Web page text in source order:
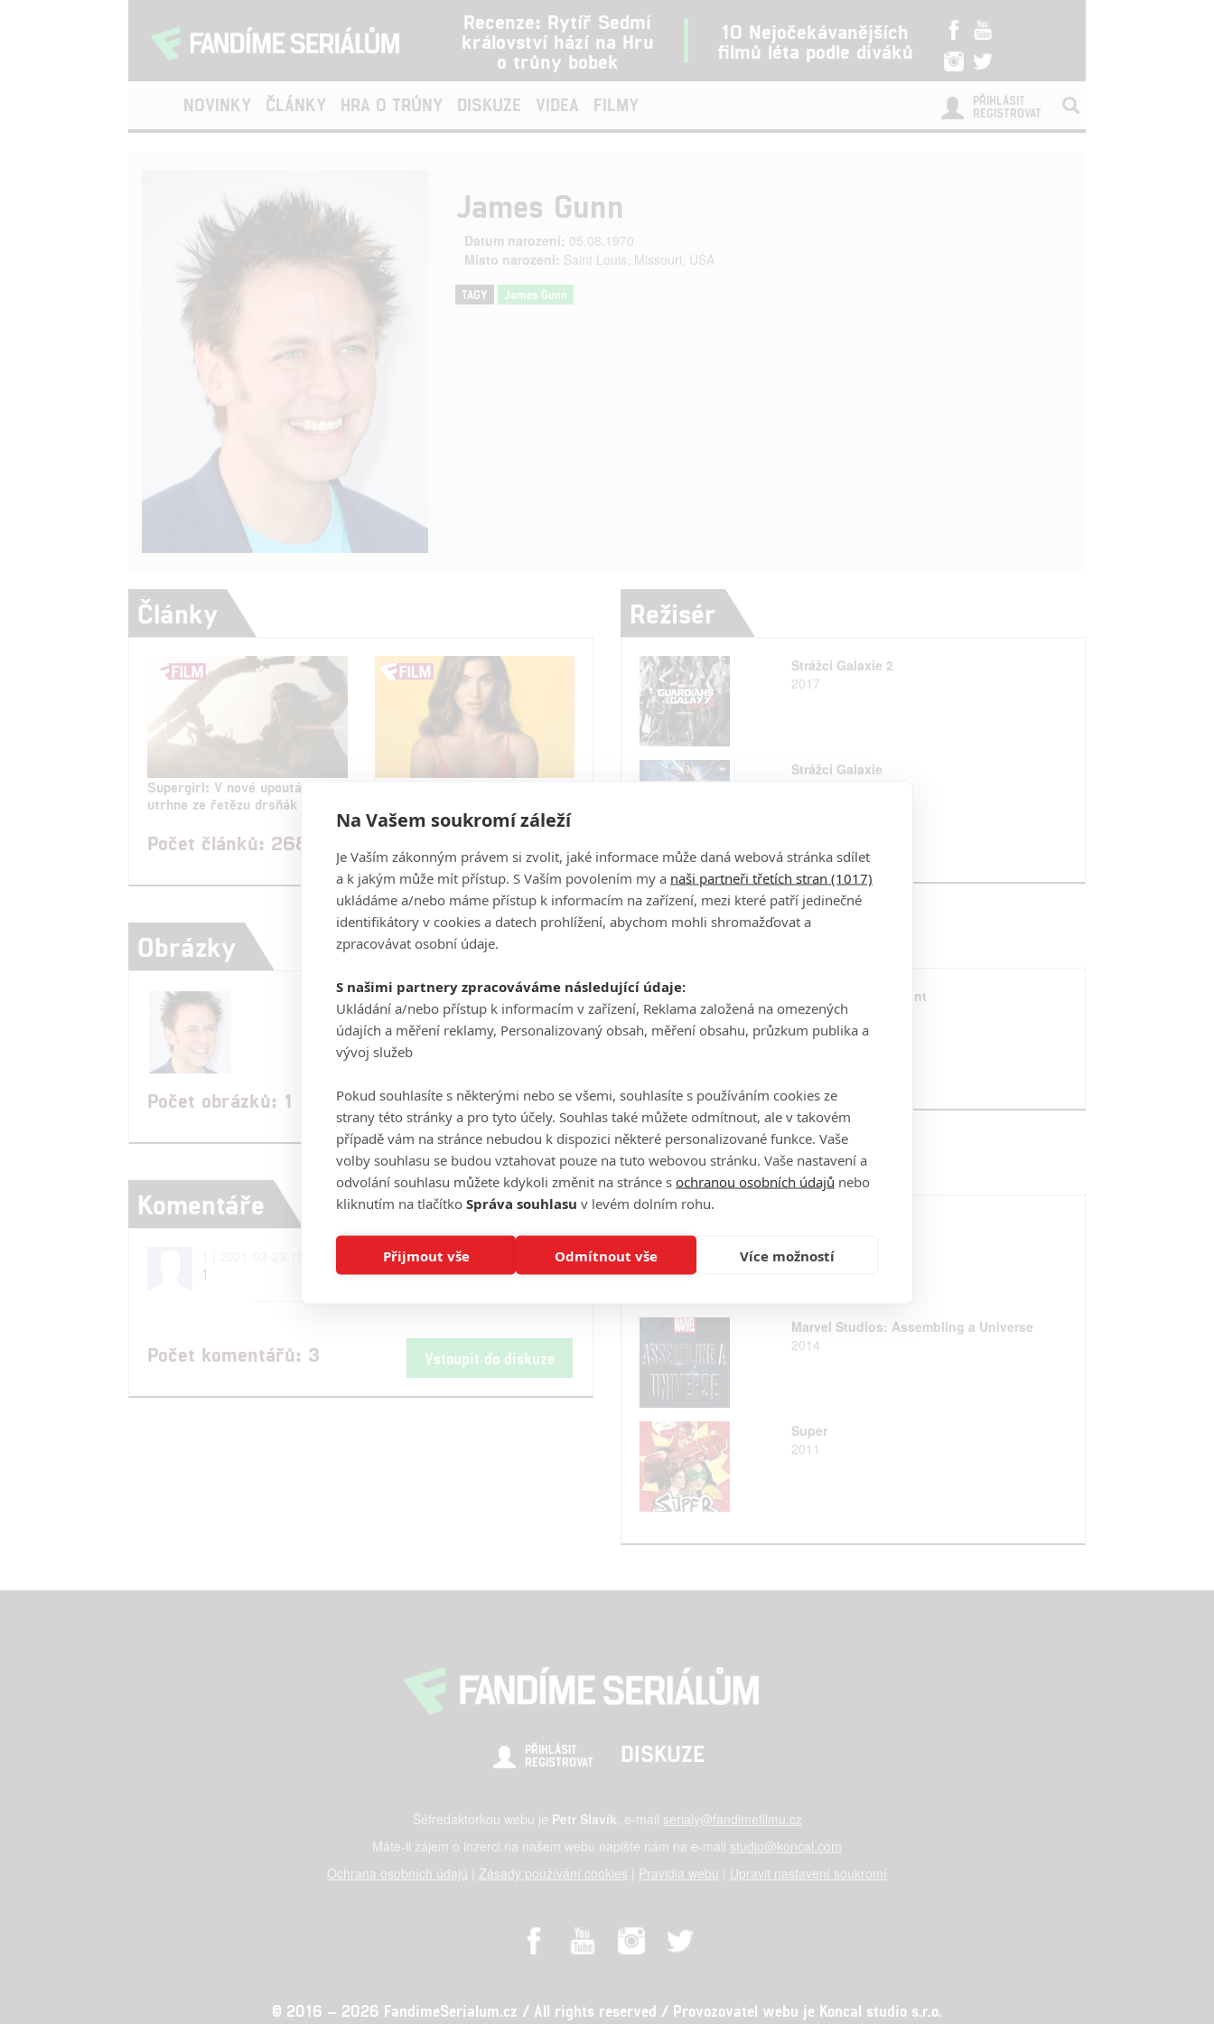
Recenze: Rytíř Sedmi
království hází na Hru
o trůny bobek
10 Nejočekávanějších
filmů léta podle diváků
NOVINKY ČLÁNKY HRA O TRŮNY DISKUZE VIDEA FILMY
PŘIHLÁSIT
REGISTROVAT
James Gunn
Datum narození: 05.08.1970
Místo narození: Saint Louis, Missouri, USA
TAGY James Gunn
Články
Supergirl: V nové upoutávce se
utrhne ze řetězu drsňák Lobo
Počet článků: 268
Obrázky
Počet obrázků: 1 Všechny obrázky
Komentáře
1
Počet komentářů: 3 Vstoupit do diskuze
Režisér
Strážci Galaxie 2
2017
Strážci Galaxie
The Belko Experiment
2016
Herec
Marvel Studios: Assembling a Universe
2014
Super
2011
PŘIHLÁSIT
REGISTROVAT
DISKUZE
Šéfredaktorkou webu je Petr Slavík, e-mail serialy@fandimefilmu.cz
Máte-li zájem o inzerci na našem webu napište nám na e-mail studio@koncal.com
Ochrana osobních údajů
Zásady používání cookies Pravidla webu Upravit nastavení soukromí
© 2016 – 2026 FandimeSerialum.cz / All rights reserved / Provozovatel webu je Koncal studio s.r.o.
Na Vašem soukromí záleží
Je Vaším zákonným právem si zvolit, jaké informace může daná webová stránka sdílet
a k jakým může mít přístup. S Vaším povolením my a naši partneři třetích stran (1017)
ukládáme a/nebo máme přístup k informacím na zařízení, mezi které patří jedinečné
identifikátory v cookies a datech prohlížení, abychom mohli shromažďovat a
zpracovávat osobní údaje.
S našimi partnery zpracováváme následující údaje:
Ukládání a/nebo přístup k informacím v zařízení, Reklama založená na omezených
údajích a měření reklamy, Personalizovaný obsah, měření obsahu, průzkum publika a
vývoj služeb
Pokud souhlasíte s některými nebo se všemi, souhlasíte s používáním cookies ze
strany této stránky a pro tyto účely. Souhlas také můžete odmítnout, ale v takovém
případě vám na stránce nebudou k dispozici některé personalizované funkce. Vaše
volby souhlasu se budou vztahovat pouze na tuto webovou stránku. Vaše nastavení a
odvolání souhlasu můžete kdykoli změnit na stránce s ochranou osobních údajů nebo
kliknutím na tlačítko Správa souhlasu v levém dolním rohu.
Přijmout vše Odmítnout vše Více možností